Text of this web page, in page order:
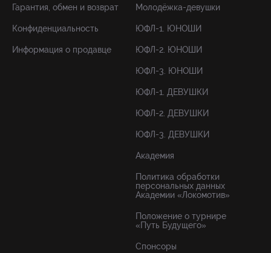
Гарантия, обмен и возврат
Конфиденциальность
Информация о продавце
Молодёжка-девушки
ЮФЛ-1. ЮНОШИ
ЮФЛ-2. ЮНОШИ
ЮФЛ-3. ЮНОШИ
ЮФЛ-1. ДЕВУШКИ
ЮФЛ-2. ДЕВУШКИ
ЮФЛ-3. ДЕВУШКИ
Академия
Политика обработки
персональных данных
Академии «Локомотив»
Положение о турнире
«Путь Будущего»
Спонсоры